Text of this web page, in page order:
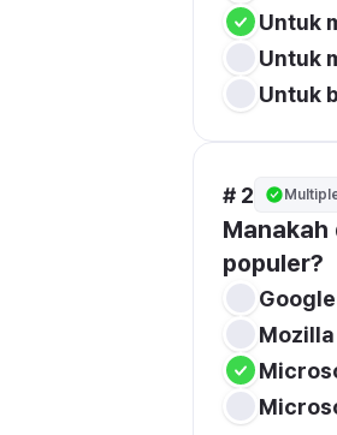
Untuk
Untuk
Untuk
# 2
Manakah
populer?